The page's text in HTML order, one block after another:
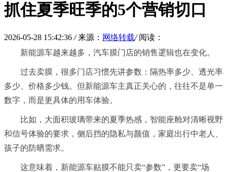
抓住夏季旺季的5个营销切口
2026-05-28 15:42:36 / 来源： 网络转载/ 阅读：
新能源车越来越多，汽车膜门店的销售逻辑也在变化。
过去卖膜，很多门店习惯先讲参数：隔热率多少、透光率
多少、价格多少钱。但新能源车主真正关心的，往往不是单一
数字，而是更具体的用车体验。
比如，大面积玻璃带来的夏季热感，智能座舱对清晰视野
和信号体验的要求，侧后挡的隐私与颜值，家庭出行中老人、
孩子的防晒需求。
这意味着，新能源车贴膜不能只卖“参数”，更要卖“场